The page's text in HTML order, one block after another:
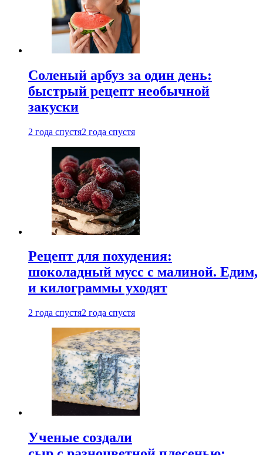
Соленый арбуз за один день:
быстрый рецепт необычной
закуски
2 года спустя2 года спустя
Рецепт для похудения:
шоколадный мусс с малиной. Едим,
и килограммы уходят
2 года спустя2 года спустя
Ученые создали